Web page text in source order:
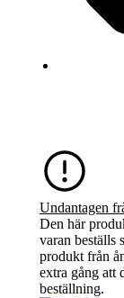
Undantagen
Den här
varan beställs
produkt från
extra gång att
beställning.